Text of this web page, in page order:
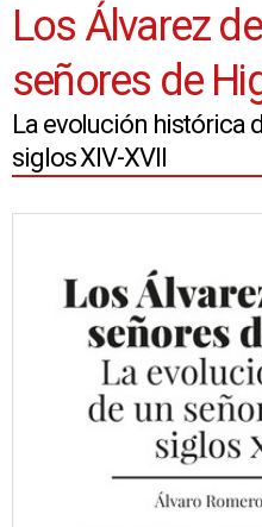
Los Álvarez
señores de
La evolución histórica
siglos XIV-XVII